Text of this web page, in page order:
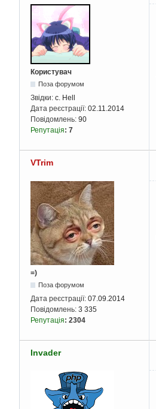
Користувач
Поза форумом
Звідки: c. Hell
Дата реєстрації: 02.11.2014
Повідомлень: 90
Репутація: 7
VTrim
=)
Поза форумом
Дата реєстрації: 07.09.2014
Повідомлень: 3 335
Репутація: 2304
Invader